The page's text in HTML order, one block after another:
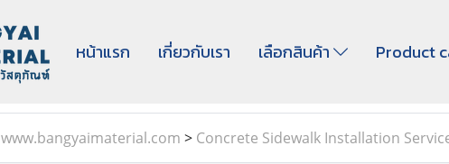
หน้าแรก เกี่ยวกับเรา เลือกสินค้า Product
www.bangyaimaterial.com > Concrete Sidewalk Installation